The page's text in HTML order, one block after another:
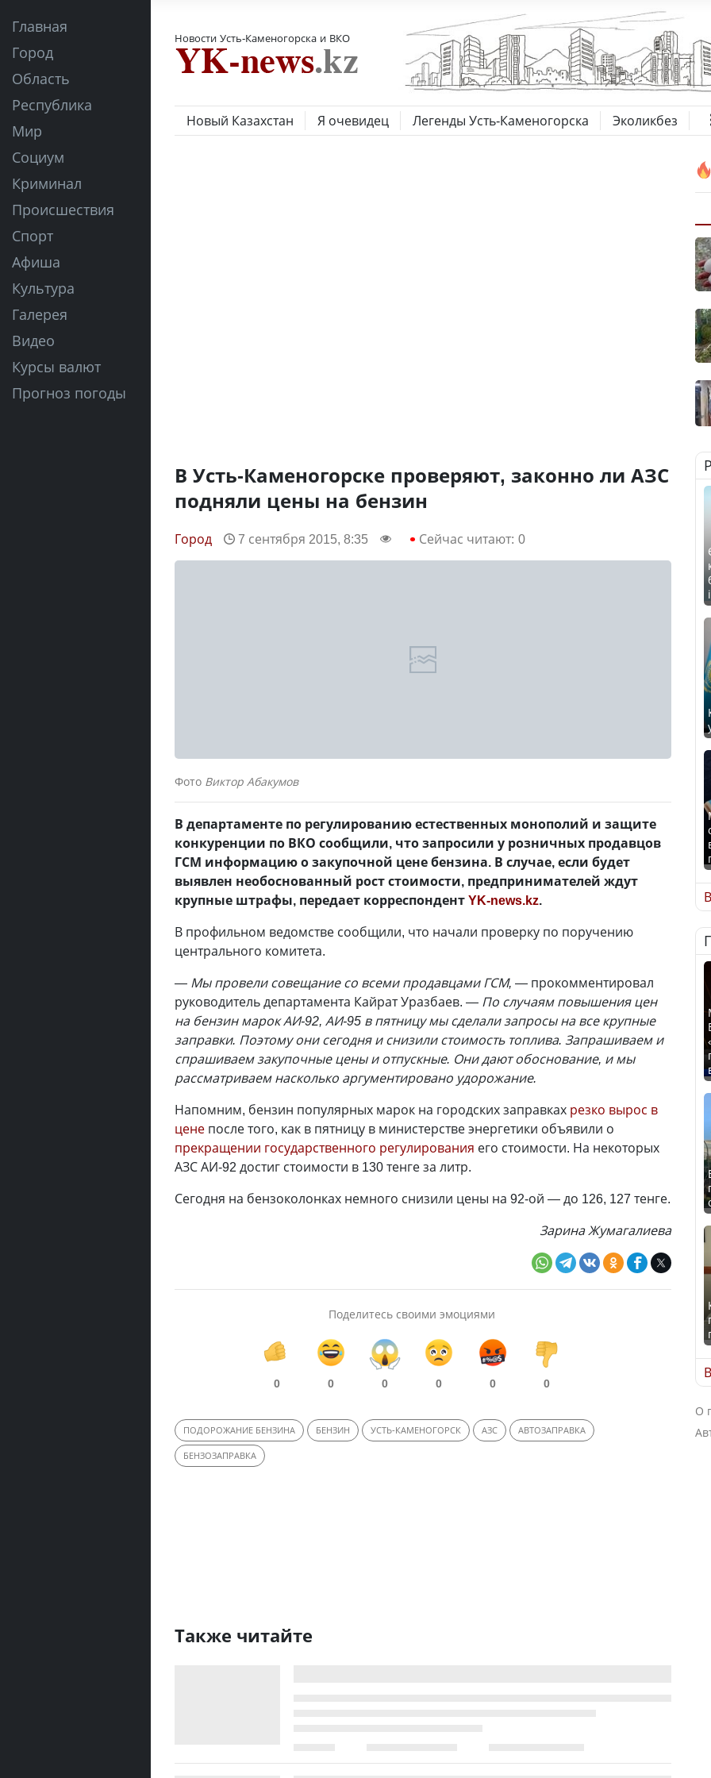
Главная
Город
Область
Республика
Мир
Социум
Криминал
Происшествия
Спорт
Афиша
Культура
Галерея
Видео
Курсы валют
Прогноз погоды
Новости Усть-Каменогорска и ВКО
Новый Казахстан Я очевидец Легенды Усть-Каменогорска Эколикбез
В Усть-Каменогорске проверяют, законно ли АЗС
подняли цены на бензин
Город 7 сентября 2015, 8:35 Сейчас читают: 0
Фото Виктор Абакумов
В департаменте по регулированию естественных монополий и защите
конкуренции по ВКО сообщили, что запросили у розничных продавцов
ГСМ информацию о закупочной цене бензина. В случае, если будет
выявлен необоснованный рост стоимости, предпринимателей ждут
крупные штрафы, передает корреспондентYK-news.kz.
В профильном ведомстве сообщили, что начали проверку по поручению
центрального комитета.
— Мы провели совещание со всеми продавцами ГСМ, — прокомментировал
руководитель департамента Кайрат Уразбаев. — По случаям повышения цен
на бензин марок АИ-92, АИ-95 в пятницу мы сделали запросы на все крупные
заправки. Поэтому они сегодня и снизили стоимость топлива. Запрашиваем и
спрашиваем закупочные цены и отпускные. Они дают обоснование, и мы
рассматриваем насколько аргументировано удорожание.
Напомним, бензин популярных марок на городских заправках резко вырос в
цене после того, как в пятницу в министерстве энергетики объявили о
прекращении государственного регулирования его стоимости. На некоторых
АЗС АИ-92 достиг стоимости в 130 тенге за литр.
Сегодня на бензоколонках немного снизили цены на 92-ой — до 126, 127 тенге.
Зарина Жумагалиева
Поделитесь своими эмоциями
0 0 0 0 0 0
ПОДОРОЖАНИЕ БЕНЗИНА БЕНЗИН УСТЬ-КАМЕНОГОРСК АЗС АВТОЗАПРАВКА
БЕНЗОЗАПРАВКА
Также читайте
О